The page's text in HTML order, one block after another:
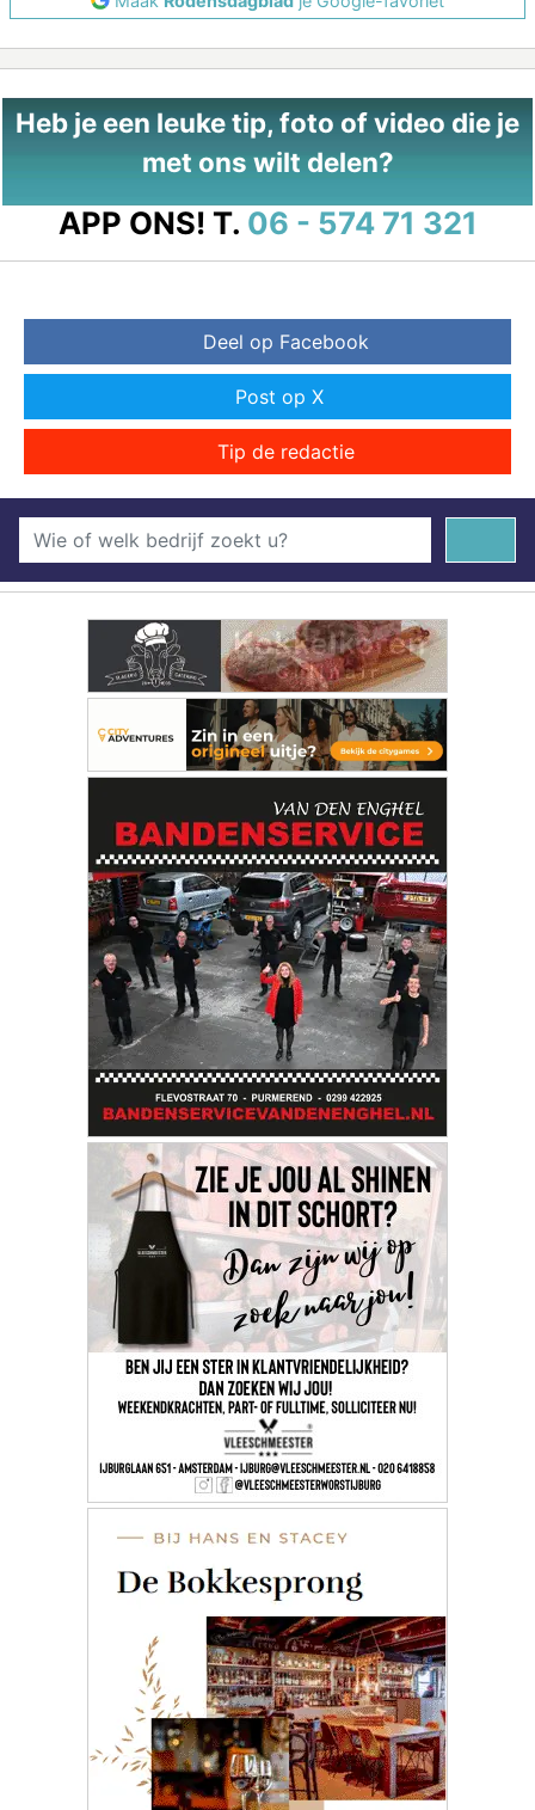
Heb je een leuke tip, foto of video die je
met ons wilt delen?
APP ONS! T. 06 - 574 71 321
Deel op Facebook
Post op X
Tip de redactie